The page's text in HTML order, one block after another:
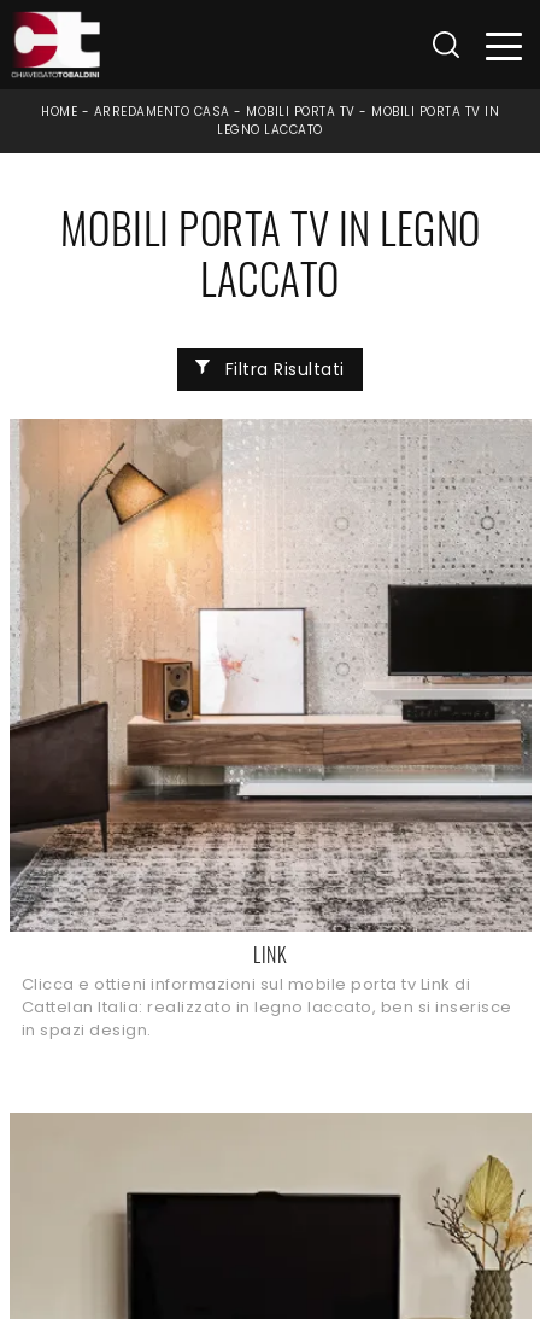
HOME - ARREDAMENTO CASA - MOBILI PORTA TV - MOBILI PORTA TV IN
LEGNO LACCATO
MOBILI PORTA TV IN LEGNO
LACCATO
Filtra Risultati
LINK
Clicca e ottieni informazioni sul mobile porta tv Link di
Cattelan Italia: realizzato in legno laccato, ben si inserisce
in spazi design.